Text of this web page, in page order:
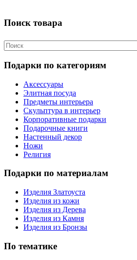
Поиск товара
Подарки по категориям
Аксессуары
Элитная посуда
Предметы интерьера
Скульптура в интерьер
Корпоративные подарки
Подарочные книги
Настенный декор
Ножи
Религия
Подарки по материалам
Изделия Златоуста
Изделия из кожи
Изделия из Дерева
Изделия из Камня
Изделия из Бронзы
По тематике